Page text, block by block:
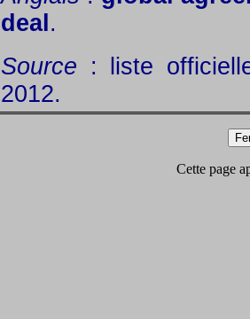
deal .
Source : liste
2012.
Cette page